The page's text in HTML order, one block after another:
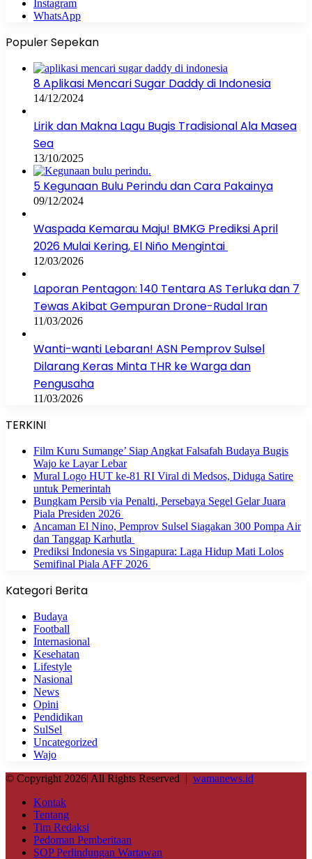
Instagram
WhatsApp
Populer Sepekan
8 Aplikasi Mencari Sugar Daddy di Indonesia
14/12/2024
Lirik dan Makna Lagu Bugis Tradisional Ala Masea
Sea
13/10/2025
5 Kegunaan Bulu Perindu dan Cara Pakainya
09/12/2024
Waspada Kemarau Maju! BMKG Prediksi April
2026 Mulai Kering, El Niño Mengintai
12/03/2026
Laporan Pentagon: 140 Tentara AS Terluka dan 7
Tewas Akibat Gempuran Drone-Rudal Iran
11/03/2026
Wanti-wanti Lebaran! ASN Pemprov Sulsel
Dilarang Keras Minta THR ke Warga dan
Pengusaha
11/03/2026
TERKINI
Film Kuru Sumange’ Siap Angkat Falsafah Budaya Bugis
Wajo ke Layar Lebar
Mural Logo HUT ke-81 RI Viral di Medsos, Diduga Satire
untuk Pemerintah
Bungkam Persib via Penalti, Persebaya Segel Gelar Juara
Piala Presiden 2026
Ancaman El Nino, Pemprov Sulsel Siagakan 300 Pompa Air
dan Tanggap Karhutla
Prediksi Indonesia vs Singapura: Laga Hidup Mati Lolos
Semifinal Piala AFF 2026
Kategori Berita
Budaya
Football
Internasional
Kesehatan
Lifestyle
Nasional
News
Opini
Pendidikan
SulSel
Uncategorized
Wajo
© Copyright 2026| All Rights Reserved | wamanews.id
Kontak
Tentang
Tim Redaksi
Pedoman Pemberitaan
SOP Perlindungan Wartawan